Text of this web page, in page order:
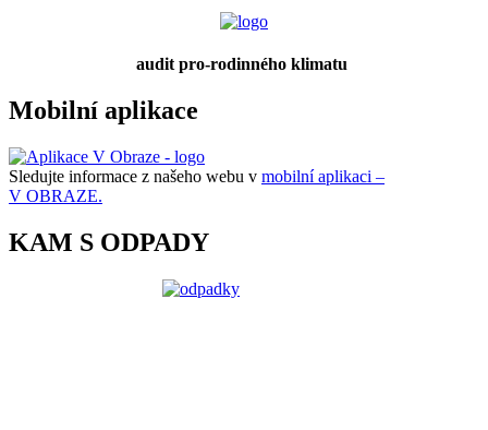
audit pro-rodinného klimatu
Mobilní aplikace
Sledujte informace z našeho webu v mobilní aplikaci –
V OBRAZE.
KAM S ODPADY